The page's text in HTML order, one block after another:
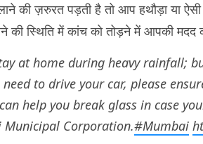
की ज़रुरत पड़ती है तो आप हथौड़ा या
की स्थिति में कांच को तोड़ने में आपकी
at home during heavy rainfall;
to drive your car, please
help you break glass in case
Corporation.#Mumbai